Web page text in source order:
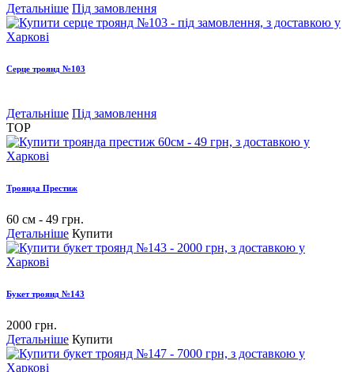
Детальніше Під замовлення
Серце троянд №103
Детальніше Під замовлення
TOP
Троянда Престиж
60 см - 49 грн.
Детальніше Купити
Букет троянд №143
2000 грн.
Детальніше Купити